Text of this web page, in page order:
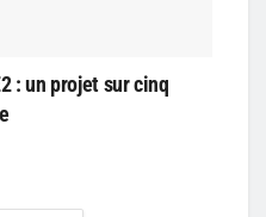
: un projet sur cinq